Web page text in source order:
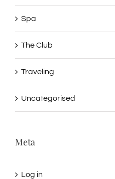
Spa
The Club
Traveling
Uncategorised
Meta
Log in